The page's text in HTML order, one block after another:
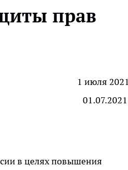
прав
1 июля 2021
01.07.2021
в целях повышения